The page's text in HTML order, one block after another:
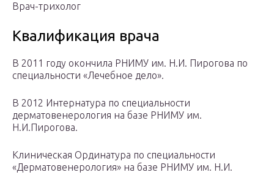
Врач-трихолог
Квалификация врача
В 2011 году окончила РНИМУ им. Н.И. Пирогова по
специальности «Лечебное дело».
В 2012 Интернатура по специальности
дерматовенерология на базе РНИМУ им.
Н.И.Пирогова.
Клиническая Ординатура по специальности
«Дерматовенерология» на базе РНИМУ им. Н.И.